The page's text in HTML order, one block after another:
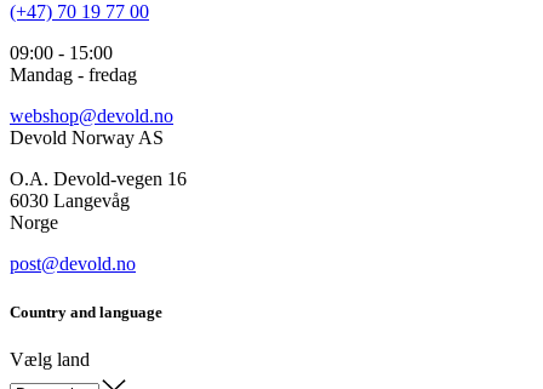
(+47) 70 19 77 00
09:00 - 15:00
Mandag - fredag
webshop@devold.no
Devold Norway AS
O.A. Devold-vegen 16
6030 Langevåg
Norge
post@devold.no
Country and language
Vælg land